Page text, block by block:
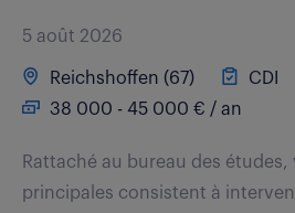
5 août 2026
Reichshoffen (67)
CDI
38 000 - 45 000 € / an
Rattaché au bureau des études,
principales consistent à